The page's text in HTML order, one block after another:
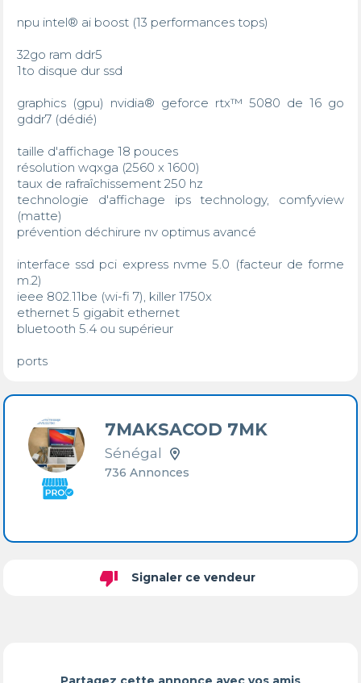
npu intel® ai boost (13 performances tops)
32go ram ddr5
1to disque dur ssd
graphics (gpu) nvidia® geforce rtx™ 5080 de 16 go
gddr7 (dédié)
taille d'affichage 18 pouces
résolution wqxga (2560 x 1600)
taux de rafraîchissement 250 hz
technologie d'affichage ips technology, comfyview
(matte)
prévention déchirure nv optimus avancé
interface ssd pci express nvme 5.0 (facteur de forme
m.2)
ieee 802.11be (wi-fi 7), killer 1750x
ethernet 5 gigabit ethernet
bluetooth 5.4 ou supérieur
ports
7MAKSACOD 7MK
Sénégal
736 Annonces
thumb_down Signaler ce vendeur